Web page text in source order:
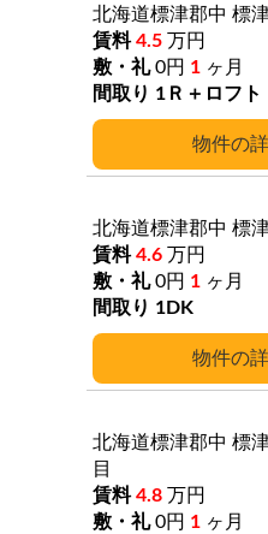
北海道標津郡中 標
4.5 万円
0円 1 ヶ月
1Ｒ＋ロフト
北海道標津郡中 標
4.6 万円
0円 1 ヶ月
1DK
北海道標津郡中 標
目
4.8 万円
0円 1 ヶ月